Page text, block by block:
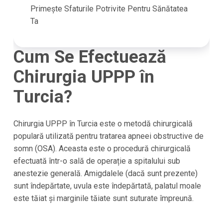
Primește Sfaturile Potrivite Pentru Sănătatea
Ta
Cum Se Efectuează
Chirurgia UPPP în
Turcia?
Chirurgia UPPP în Turcia este o metodă chirurgicală
populară utilizată pentru tratarea apneei obstructive de
somn (OSA). Aceasta este o procedură chirurgicală
efectuată într-o sală de operație a spitalului sub
anestezie generală. Amigdalele (dacă sunt prezente)
sunt îndepărtate, uvula este îndepărtată, palatul moale
este tăiat și marginile tăiate sunt suturate împreună.